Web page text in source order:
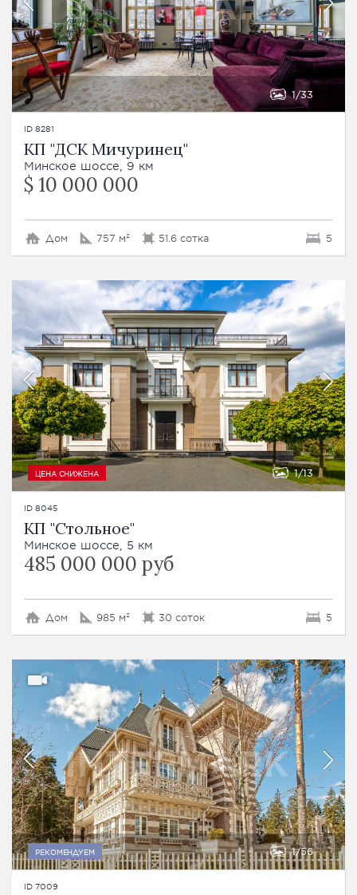
1 33
ID 8281
КП "ДСК Мичуринец"
Минское шоссе, 9 км
$ 10 000 000
Дом 757 м² 51.6 сотка 5
ЦЕНА СНИЖЕНА 1 13
ID 8045
КП "Стольное"
Минское шоссе, 5 км
485 000 000 руб
Дом 985 м² 30 соток 5
РЕКОМЕНДУЕМ 1 56
ID 7009